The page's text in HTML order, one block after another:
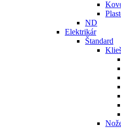
ND
Elektrikár
Štandard